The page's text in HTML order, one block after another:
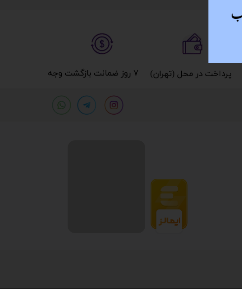
۷ روز ضمانت بازگشت وجه​​​​​​​ پرداخت در محل (تهران)​​​​​​​